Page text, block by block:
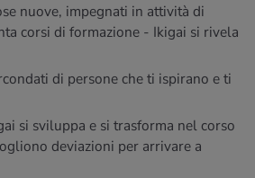
nuove, impegnati in attività di
corsi di formazione - Ikigai si rivela
di persone che ti ispirano e ti
si sviluppa e si trasforma nel corso
deviazioni per arrivare a